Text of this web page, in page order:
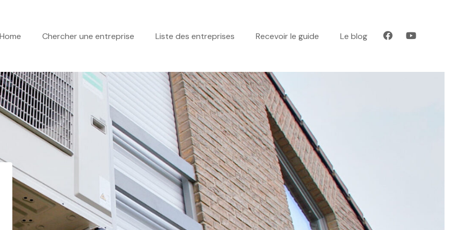
Home Chercher une entreprise Liste des entreprises Recevoir le guide Le blog